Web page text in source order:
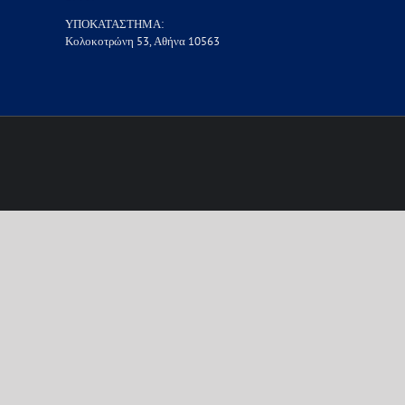
ΥΠΟΚΑΤΑΣΤΗΜΑ:
Κολοκοτρώνη 53, Αθήνα 10563